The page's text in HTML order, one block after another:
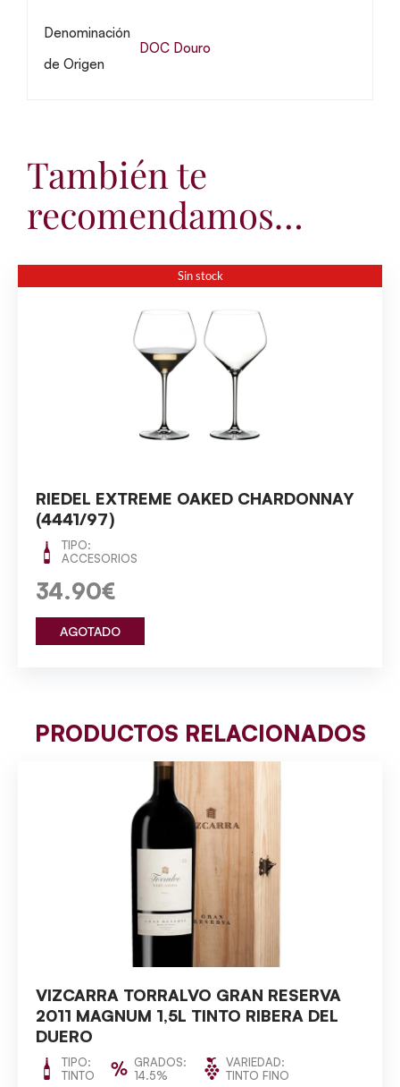
Denominación
de Origen
DOC Douro
También te
recomendamos…
Sin stock
RIEDEL EXTREME OAKED CHARDONNAY
(4441/97)
TIPO:
ACCESORIOS
34.90€
AGOTADO
PRODUCTOS RELACIONADOS
VIZCARRA TORRALVO GRAN RESERVA
2011 MAGNUM 1,5L TINTO RIBERA DEL
DUERO
TIPO:
TINTO
GRADOS:
14.5%
VARIEDAD:
TINTO FINO